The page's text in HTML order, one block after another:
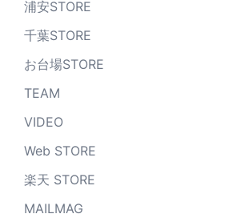
浦安STORE
千葉STORE
お台場STORE
TEAM
VIDEO
Web STORE
楽天 STORE
MAILMAG